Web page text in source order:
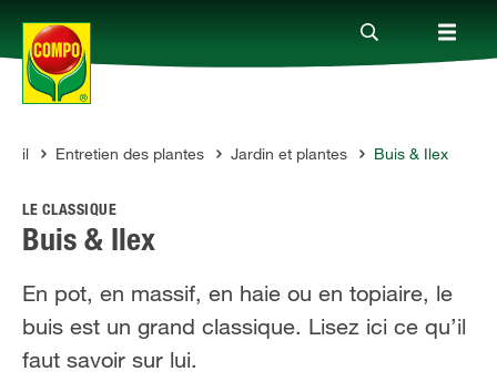
Produits
Conseil
Thèmes
Service
Entretien des plantes Jardin et plantes Buis & Ilex
LE CLASSIQUE
Buis & Ilex
En pot, en massif, en haie ou en topiaire, le
buis est un grand classique. Lisez ici ce qu’il
faut savoir sur lui.